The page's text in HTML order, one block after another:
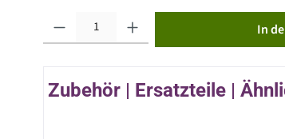
In
Zubehör | Ersatzteile |